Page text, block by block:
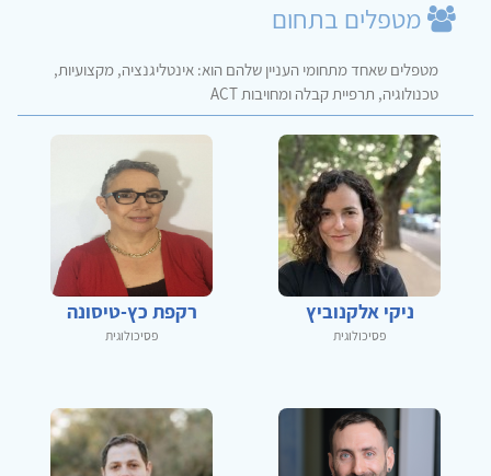
מטפלים בתחום
מטפלים שאחד מתחומי העניין שלהם הוא: אינטליגנציה, מקצועיות,
טכנולוגיה, תרפיית קבלה ומחויבות ACT
ניקי אלקנוביץ
פסיכולוגית
רקפת כץ-טיסונה
פסיכולוגית